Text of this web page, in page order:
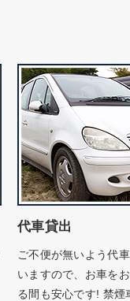
代車貸出
ご不便が無いよう代
いますので、お車を
る間も安心です! 禁煙